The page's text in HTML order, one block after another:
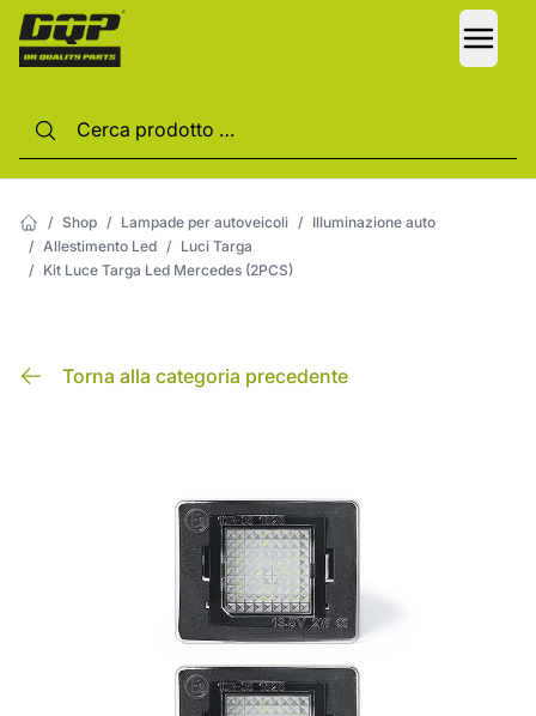
/ Shop / Lampade per autoveicoli / Illuminazione auto
/ Allestimento Led / Luci Targa
/ Kit Luce Targa Led Mercedes (2PCS)
Torna alla categoria precedente